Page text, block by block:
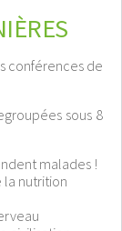
conférences de
sous 8
malades !
la nutrition